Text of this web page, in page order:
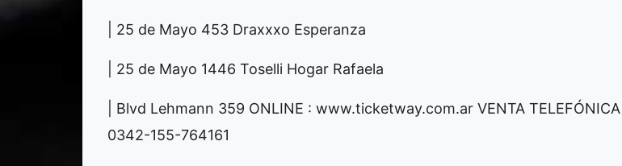
| 25 de Mayo 453 Draxxxo Esperanza
| 25 de Mayo 1446 Toselli Hogar Rafaela
| Blvd Lehmann 359 ONLINE : www.ticketway.com.ar VENTA TELEFÓNICA |
0342-155-764161